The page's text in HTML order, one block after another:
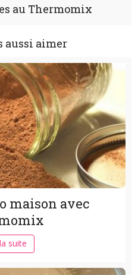
au Thermomix
aussi aimer
maison avec
suite